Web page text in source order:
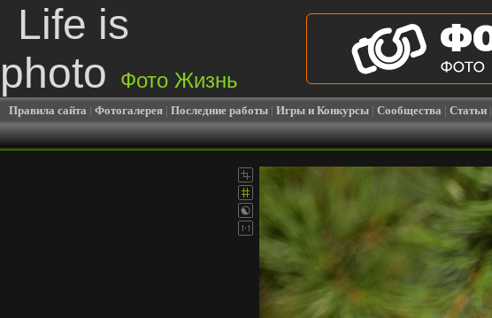
Life is
photo
Фото Жизнь
Правила сайта | Фотогалерея | Последние работы | Игры и Конкурсы | Сообщества | Статьи |